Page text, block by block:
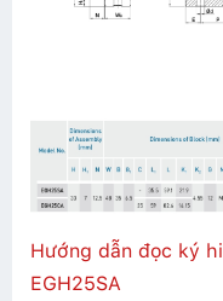
Hướng dẫn đọc ký
EGH25SA